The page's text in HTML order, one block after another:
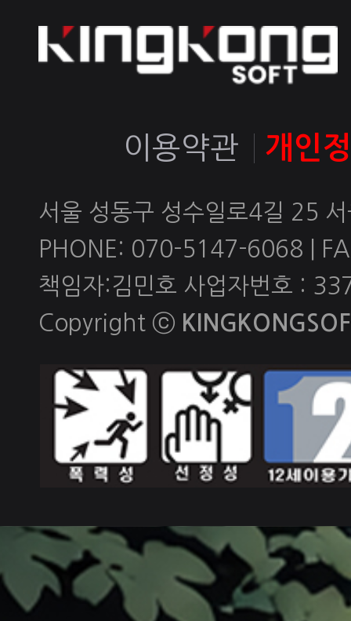
이용약관 개인
서울 성동구 성수일로4길 25
PHONE: 070-5147-6068 |
책임자:김민호 사업자번호 :
Copyright ⓒ